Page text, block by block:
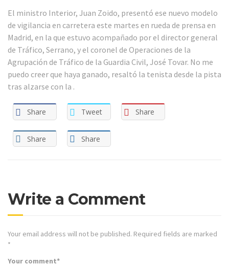
El ministro Interior, Juan Zoido, presentó ese nuevo modelo
de vigilancia en carretera este martes en rueda de prensa en
Madrid, en la que estuvo acompañado por el director general
de Tráfico, Serrano, y el coronel de Operaciones de la
Agrupación de Tráfico de la Guardia Civil, José Tovar. No me
puedo creer que haya ganado, resaltó la tenista desde la pista
tras alzarse con la .
Share Tweet Share
Share Share
Write a Comment
Your email address will not be published. Required fields are marked
*
Your comment*